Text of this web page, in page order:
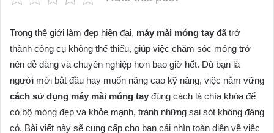
Trong thế giới làm đẹp hiện đại, máy mài móng tay đã trở
thành công cụ không thể thiếu, giúp việc chăm sóc móng trở
nên dễ dàng và chuyên nghiệp hơn bao giờ hết. Dù bạn là
người mới bắt đầu hay muốn nâng cao kỹ năng, việc nắm vững
cách sử dụng máy mài móng tay đúng cách là chìa khóa để
có bộ móng đẹp và khỏe mạnh, tránh những sai sót không đáng
có. Bài viết này sẽ cung cấp cho bạn cái nhìn toàn diện về việc